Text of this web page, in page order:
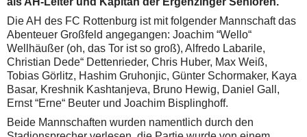
Die AH des FC Rottenburg ist mit folgender Mannschaft das
Abenteuer Großfeld angegangen: Joachim “Wello“
Wellhäußer (oh, das Tor ist so groß), Alfredo Labarile,
Christian Dede“ Dettenrieder, Chris Huber, Max Weiß,
Tobias Görlitz, Hashim Gruhonjic, Günter Schormaker, Kaya
Basar, Kreshnik Kashtanjeva, Bruno Hewig, Daniel Gall,
Ernst “Erne“ Beuter und Joachim Bisplinghoff.
Beide Mannschaften wurden namentlich durch den